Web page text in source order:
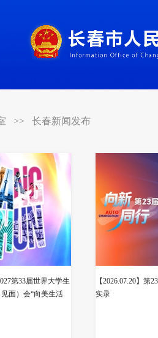
>> 长春新闻发布
第33届世界大学生
面）会“向美生活
【2026.07.20】
实录